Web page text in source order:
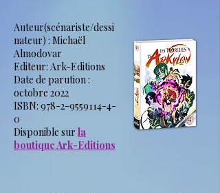
Auteur(scénariste/dessi
nateur) : Michaël
Almodovar
Editeur: Ark-Editions
Date de parution :
octobre 2022
ISBN: 978-2-9559114-4-
0
Disponible sur la
boutique Ark-Editions